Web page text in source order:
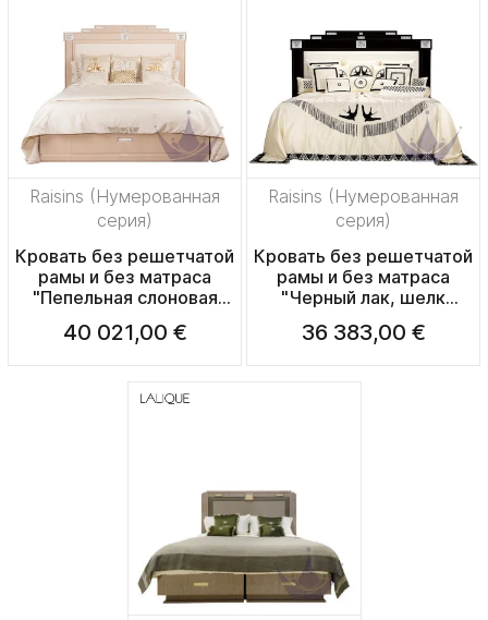
Raisins (Нумерованная
серия)
Кровать без решетчатой
рамы и без матраса
"Пепельная слоновая
кость" (Матрас:
248x244x160см
40 021,00 €
Raisins (Нумерованная
серия)
Кровать без решетчатой
рамы и без матраса
"Черный лак, шелк
200x200см)
36 383,00 €